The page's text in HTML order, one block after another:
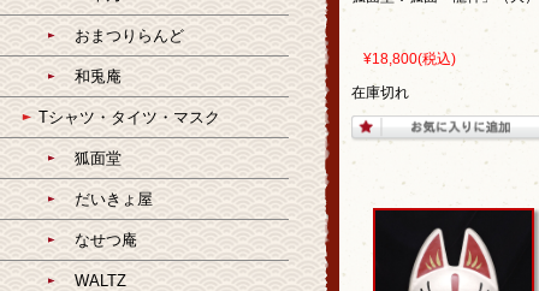
¥18,800(税込)
在庫切れ
おまつりらんど
和兎庵
Tシャツ・タイツ・マスク
狐面堂
だいきょ屋
なせつ庵
WALTZ